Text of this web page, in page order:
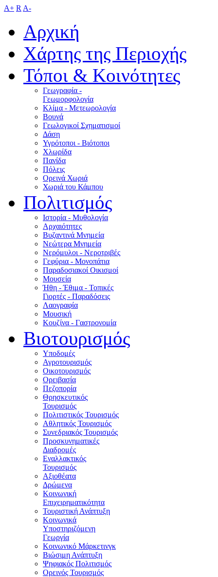
A+ R A-
Αρχική
Χάρτης της Περιοχής
Τόποι & Κοινότητες
Γεωγραφία -
Γεωμορφολογία
Κλίμα - Mετεωρολογία
Βουνά
Γεωλογικοί Σχηματισμοί
Δάση
Υγρότοποι - Βιότοποι
Χλωρίδα
Πανίδα
Πόλεις
Ορεινά Χωριά
Χωριά του Κάμπου
Πολιτισμός
Ιστορία - Μυθολογία
Αρχαιότητες
Βυζαντινά Μνημεία
Νεώτερα Μνημεία
Νερόμυλοι - Nεροτριβές
Γεφύρια - Μονοπάτια
Παραδοσιακοί Οικισμοί
Μουσεία
Ήθη - Έθιμα - Τοπικές
Γιορτές - Παραδόσεις
Λαογραφία
Μουσική
Κουζίνα - Γαστρονομία
Βιοτουρισμός
Υποδομές
Αγροτουρισμός
Οικοτουρισμός
Ορειβασία
Πεζοπορία
Θρησκευτικός
Τουρισμός
Πολιτιστικός Τουρισμός
Αθλητικός Τουρισμός
Συνεδριακός Τουρισμός
Προσκυνηματικές
Διαδρομές
Εναλλακτικός
Τουρισμός
Αξιοθέατα
Δρώμενα
Κοινωνική
Επιχειρηματικότητα
Τουριστική Ανάπτυξη
Κοινωνικά
Υποστηριζόμενη
Γεωργία
Κοινωνικό Μάρκετινγκ
Βιώσιμη Ανάπτυξη
Ψηφιακός Πολιτισμός
Ορεινός Τουρισμός